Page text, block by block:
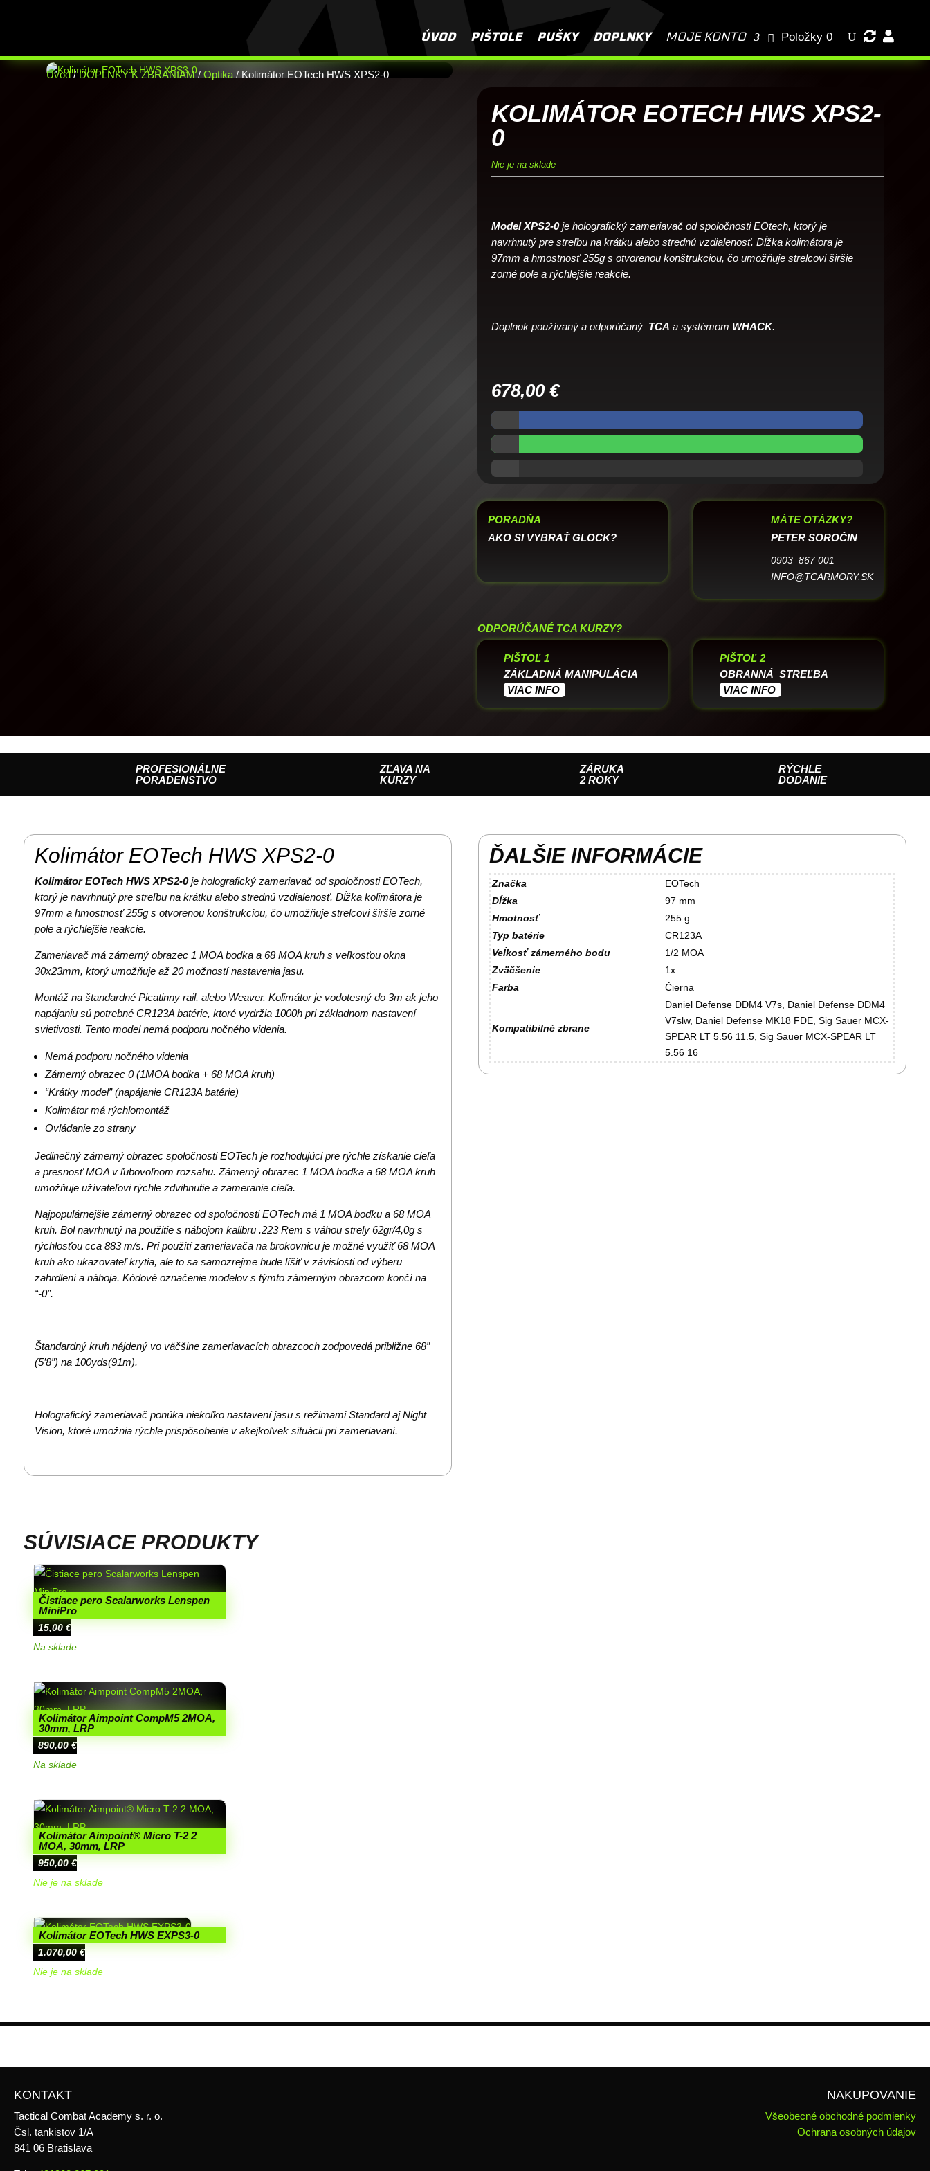
ÚVOD PIŠTOLE PUŠKY DOPLNKY MOJE KONTO Položky 0  
Úvod/DOPLNKY K ZBRANIAM/Optika / Kolimátor EOTech HWS XPS2-0
KOLIMÁTOR EOTECH HWS XPS2-
0
Nie je na sklade
Model XPS2-0je holografický zameriavač od spoločnosti EOtech, ktorý je
navrhnutý pre streľbu na krátku alebo strednú vzdialenosť. Dĺžka kolimátora je
97mm a hmostnosť 255g s otvorenou konštrukciou, čo umožňuje strelcovi širšie
zorné pole a rýchlejšie reakcie.
Doplnok používaný a odporúčaný TCA a systémom WHACK.
678,00€
PORADŇA
AKO SI VYBRAŤ GLOCK?
MÁTE OTÁZKY?
PETER SOROČIN
0903 867 001
INFO@TCARMORY.SK
ODPORÚČANÉ TCA KURZY?
PIŠTOĽ 1
ZÁKLADNÁ MANIPULÁCIA
VIAC INFO
PIŠTOĽ 2
OBRANNÁ STREĽBA
VIAC INFO
PROFESIONÁLNE
PORADENSTVO
ZĽAVA NA
KURZY
ZÁRUKA
2 ROKY
RÝCHLE
DODANIE
Kolimátor EOTech HWS XPS2-0
Kolimátor EOTech HWS XPS2-0je holografický zameriavač od spoločnosti EOTech,
ktorý je navrhnutý pre streľbu na krátku alebo strednú vzdialenosť. Dĺžka kolimátora je
97mm a hmostnosť 255g s otvorenou konštrukciou, čo umožňuje strelcovi širšie zorné
pole a rýchlejšie reakcie.
Zameriavač má zámerný obrazec 1 MOA bodka a 68 MOA kruh s veľkosťou okna
30x23mm, ktorý umožňuje až 20 možností nastavenia jasu.
Montáž na štandardné Picatinny rail, alebo Weaver. Kolimátor je vodotesný do 3m ak jeho
napájaniu sú potrebné CR123A batérie, ktoré vydržia 1000h pri základnom nastavení
svietivosti. Tento model nemá podporu nočného videnia.
Nemá podporu nočného videnia
Zámerný obrazec 0 (1MOA bodka + 68 MOA kruh)
“Krátky model” (napájanie CR123A batérie)
Kolimátor má rýchlomontáž
Ovládanie zo strany
Jedinečný zámerný obrazec spoločnosti EOTech je rozhodujúci pre rýchle získanie cieľa
a presnosť MOA v ľubovoľnom rozsahu. Zámerný obrazec 1 MOA bodka a 68 MOA kruh
umožňuje užívateľovi rýchle zdvihnutie a zameranie cieľa.
Najpopulárnejšie zámerný obrazec od spoločnosti EOTech má 1 MOA bodku a 68 MOA
kruh. Bol navrhnutý na použitie s nábojom kalibru .223 Rem s váhou strely 62gr/4,0g s
rýchlosťou cca 883 m/s. Pri použití zameriavača na brokovnicu je možné využiť 68 MOA
kruh ako ukazovateľ krytia, ale to sa samozrejme bude líšiť v závislosti od výberu
zahrdlení a náboja. Kódové označenie modelov s týmto zámerným obrazcom končí na
“-0”.
Štandardný kruh nájdený vo väčšine zameriavacích obrazcoch zodpovedá približne 68″
(5’8″) na 100yds(91m).
Holografický zameriavač ponúka niekoľko nastavení jasu s režimami Standard aj Night
Vision, ktoré umožnia rýchle prispôsobenie v akejkoľvek situácii pri zameriavaní.
ĎALŠIE INFORMÁCIE
Značka
EOTech
Dĺžka
97 mm
Hmotnosť
255 g
Typ batérie
CR123A
Veĺkosť zámerného bodu
1/2 MOA
Zväčšenie
1x
Farba
Čierna
Kompatibilné zbrane
Daniel Defense DDM4 V7s, Daniel Defense DDM4
V7slw, Daniel Defense MK18 FDE, Sig Sauer MCX-
SPEAR LT 5.56 11.5, Sig Sauer MCX-SPEAR LT
5.56 16
SÚVISIACE PRODUKTY
Čistiace pero Scalarworks Lenspen
MiniPro
15,00 €
Na sklade
Kolimátor Aimpoint CompM5 2MOA,
30mm, LRP
890,00 €
Na sklade
Kolimátor Aimpoint® Micro T-2 2
MOA, 30mm, LRP
950,00 €
Nie je na sklade
Kolimátor EOTech HWS EXPS3-0
1.070,00 €
Nie je na sklade
KONTAKT
Tactical Combat Academy s. r. o.
Čsl. tankistov 1/A
841 06 Bratislava
NAKUPOVANIE
Všeobecné obchodné podmienky
Ochrana osobných údajov